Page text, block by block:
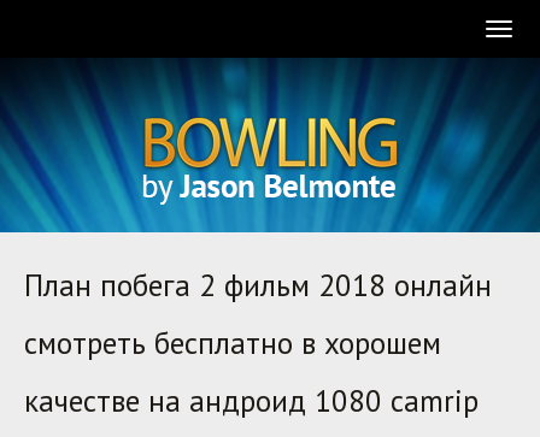
План побега 2 фильм 2018 онлайн
смотреть бесплатно в хорошем
качестве на андроид 1080 camrip